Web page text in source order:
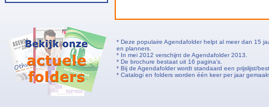
* Deze populaire Agendafolder helpt al meer dan 15
en planners.
* In mei 2012 verschijnt de Agendafolder 2013.
* De brochure bestaat uit 16 pagina's.
* Bij de Agendafolder wordt standaard een prijslijst/
* Catalogi en folders worden één keer per jaar